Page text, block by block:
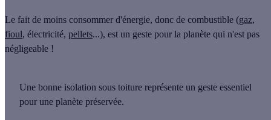
Le fait de moins consommer d'énergie, donc de combustible (gaz,
fioul, électricité, pellets...), est un geste pour la planète qui n'est pas
négligeable !
Une bonne isolation sous toiture représente un geste essentiel
pour une planète préservée.